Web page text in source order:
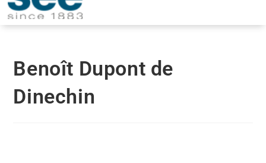
Benoît Dupont de
Dinechin